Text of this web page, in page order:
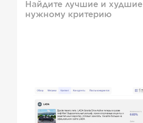
Найдите лучшие и
нужному критерию